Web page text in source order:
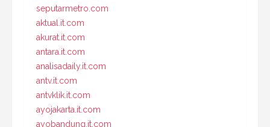
seputarmetro.com
aktual.it.com
akurat.it.com
antara.it.com
analisadaily.it.com
antv.it.com
antvklik.it.com
ayojakarta.it.com
ayobandung.it.com